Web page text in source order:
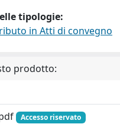
tipologie:
in Atti di convegno
prodotto:
Accesso riservato